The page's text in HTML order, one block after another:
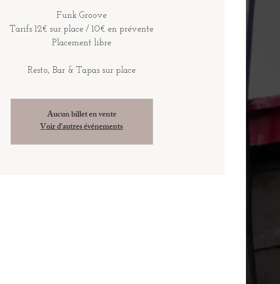
Funk Groove
Tarifs 12€ sur place / 10€ en prévente
Placement libre
Aucun billet en vente
Voir d'autres événements